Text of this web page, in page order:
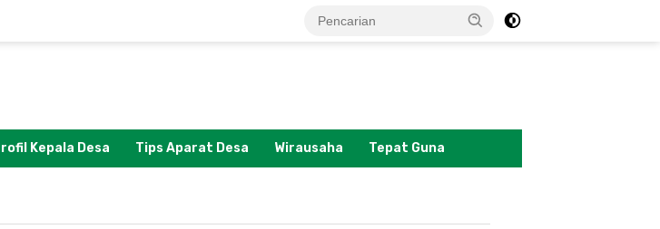
Kepala Desa Tips Aparat Desa Wirausaha Tepat Guna